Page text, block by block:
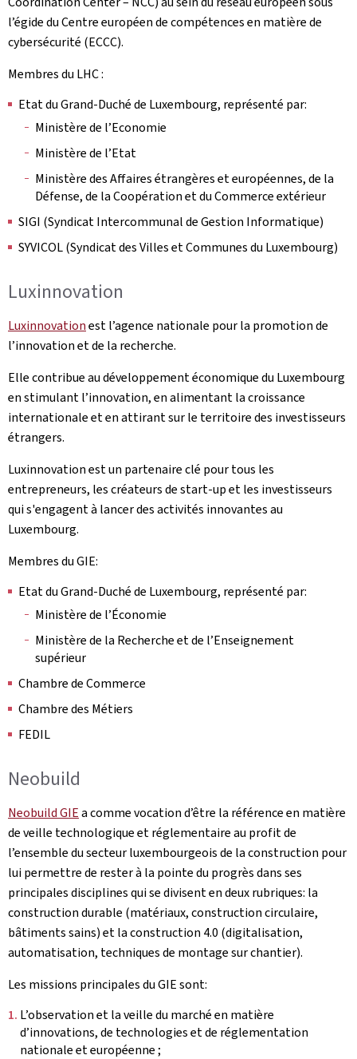
l’égide du Centre européen de compétences en matière de
cybersécurité (ECCC).
Membres du LHC :
Etat du Grand-Duché de Luxembourg, représenté par:
Ministère de l’Economie
Ministère de l’Etat
Ministère des Affaires étrangères et européennes, de la
Défense, de la Coopération et du Commerce extérieur
SIGI (Syndicat Intercommunal de Gestion Informatique)
SYVICOL (Syndicat des Villes et Communes du Luxembourg)
Luxinnovation
Luxinnovationest l’agence nationale pour la promotion de
l’innovation et de la recherche.
Elle contribue au développement économique du Luxembourg
en stimulant l’innovation, en alimentant la croissance
internationale et en attirant sur le territoire des investisseurs
étrangers.
Luxinnovation est un partenaire clé pour tous les
entrepreneurs, les créateurs de start-up et les investisseurs
qui s'engagent à lancer des activités innovantes au
Luxembourg.
Membres du GIE:
Etat du Grand-Duché de Luxembourg, représenté par:
Ministère de l’Économie
Ministère de la Recherche et de l’Enseignement
supérieur
Chambre de Commerce
Chambre des Métiers
FEDIL
Neobuild
Neobuild GIEa comme vocation d’être la référence en matière
de veille technologique et réglementaire au profit de
l’ensemble du secteur luxembourgeois de la construction pour
lui permettre de rester à la pointe du progrès dans ses
principales disciplines qui se divisent en deux rubriques: la
construction durable (matériaux, construction circulaire,
bâtiments sains) et la construction 4.0 (digitalisation,
automatisation, techniques de montage sur chantier).
Les missions principales du GIE sont:
L’observation et la veille du marché en matière
d’innovations, de technologies et de réglementation
nationale et européenne ;